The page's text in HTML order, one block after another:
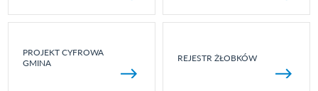
PROJEKT CYFROWA
GMINA
REJESTR ŻŁOBKÓW